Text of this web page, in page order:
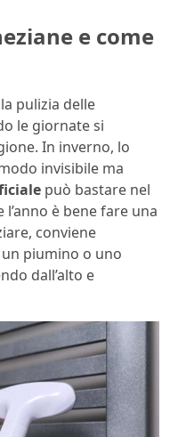
e come
pulizia delle
le giornate si
In inverno, lo
invisibile ma
può bastare nel
è bene fare una
conviene
piumino o uno
dall’alto e